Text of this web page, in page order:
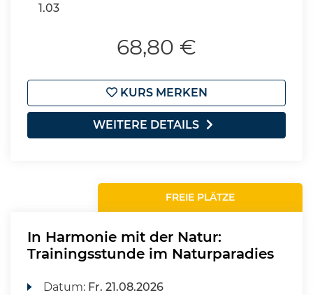
1.03
68,80 €
KURS MERKEN
WEITERE DETAILS
FREIE PLÄTZE
In Harmonie mit der Natur:
Trainingsstunde im Naturparadies
Datum: Fr. 21.08.2026